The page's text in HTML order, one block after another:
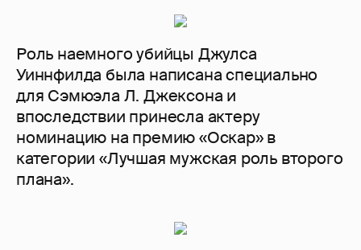
Роль наемного убийцы Джулса
Уиннфилда была написана специально
для Сэмюэла Л. Джексона и
впоследствии принесла актеру
номинацию на премию «Оскар» в
категории «Лучшая мужская роль второго
плана».